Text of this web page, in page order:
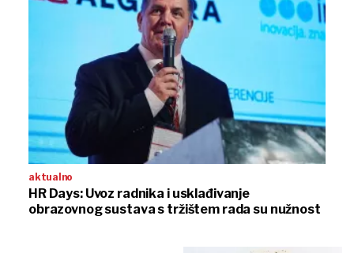
aktualno
HR Days: Uvoz radnika i usklađivanje
obrazovnog sustava s tržištem rada su nužnost